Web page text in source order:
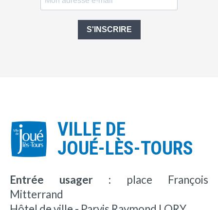
S'INSCRIRE
VILLE DE
JOUÉ-LÈS-TOURS
Entrée usager : place François
Mitterrand